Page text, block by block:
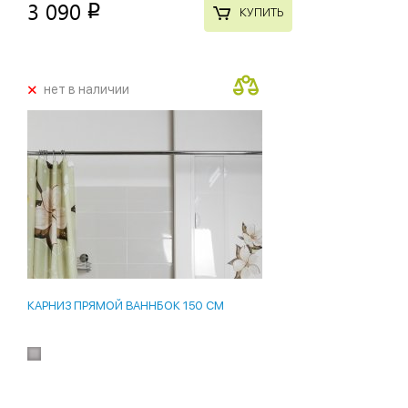
3 090 p КУПИТЬ
+нет в наличии
КАРНИЗ ПРЯМОЙ ВАННБОК 150 СМ